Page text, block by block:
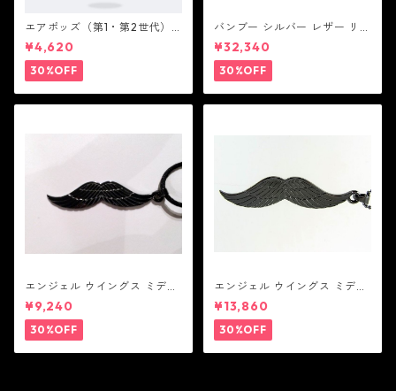
エアポッズ（第1・第2世代）
ポーチ：BANDOLIER バンド
リヤー
¥4,620
30%OFF
バンブー シルバー レザー リン
ク ステーション ブレスレッ
ト：JOHN HARDY ジョン ハ
ーディー
¥32,340
30%OFF
エンジェル ウイングス ミディ
アム ペンダント ブラック コー
ティング（サテンコード付
属）
¥9,240
30%OFF
エンジェル ウイングス ミディ
アム ペンダント ブラック
¥13,860
30%OFF